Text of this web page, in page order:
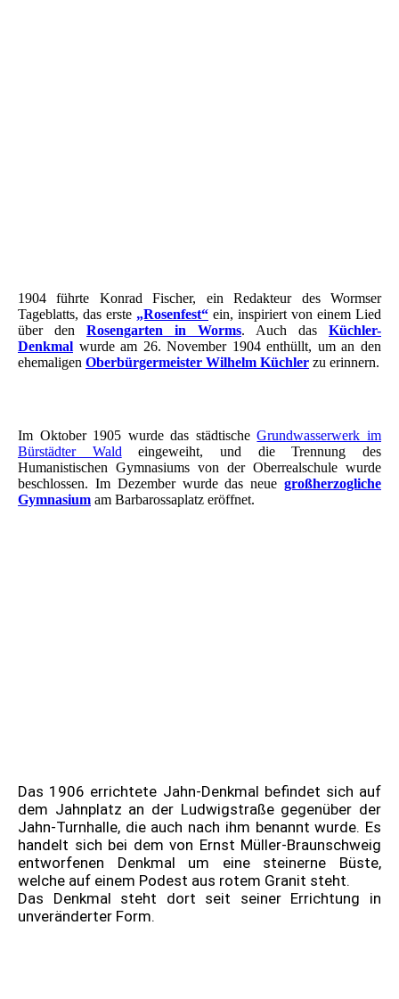
1904 führte Konrad Fischer, ein Redakteur des Wormser
Tageblatts, das erste „Rosenfest“ ein, inspiriert von einem Lied
über den Rosengarten in Worms. Auch das Küchler-
Denkmal wurde am 26. November 1904 enthüllt, um an den
ehemaligen Oberbürgermeister Wilhelm Küchler zu erinnern.
Im Oktober 1905 wurde das städtischeGrundwasserwerk im
Bürstädter Wald eingeweiht, und die Trennung des
Humanistischen Gymnasiums von der Oberrealschule wurde
beschlossen. Im Dezember wurde das neue großherzogliche
Gymnasium am Barbarossaplatz eröffnet.
Das 1906 errichtete Jahn-Denkmal befindet sich auf
dem Jahnplatz an der Ludwigstraße gegenüber der
Jahn-Turnhalle, die auch nach ihm benannt wurde. Es
handelt sich bei dem von Ernst Müller-Braunschweig
entworfenen Denkmal um eine steinerne Büste,
welche auf einem Podest aus rotem Granit steht.
Das Denkmal steht dort seit seiner Errichtung in
unveränderter Form.